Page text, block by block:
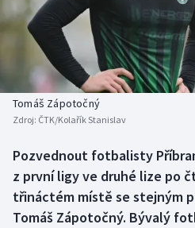
Baseball a softbal
Basketbal
Biatlon
Box
Curling
Soutěže
Historické návraty
Aplikace ČT sport
Tomáš Zápotočný
Zdroj: ČTK/Kolařík Stanislav
Pozvednout fotbalisty
z první ligy ve druhé lize po
třináctém místě se stejným
Tomáš Zápotočný. Bývalý